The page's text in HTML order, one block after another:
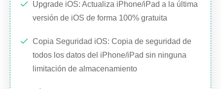
Upgrade iOS: Actualiza iPhone/iPad a la última
versión de iOS de forma 100% gratuita
Copia Seguridad iOS: Copia de seguridad de
todos los datos del iPhone/iPad sin ninguna
limitación de almacenamiento